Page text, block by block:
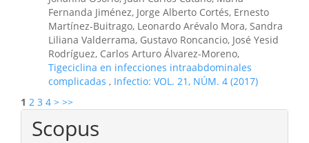
Fernanda Jiménez, Jorge Alberto Cortés, Ernesto
Martínez-Buitrago, Leonardo Arévalo Mora, Sandra
Liliana Valderrama, Gustavo Roncancio, José Yesid
Rodríguez, Carlos Arturo Álvarez-Moreno,
Tigeciclina en infecciones intraabdominales
complicadas , Infectio: VOL. 21, NÚM. 4 (2017)
1 2 3 4 > >>
Scopus